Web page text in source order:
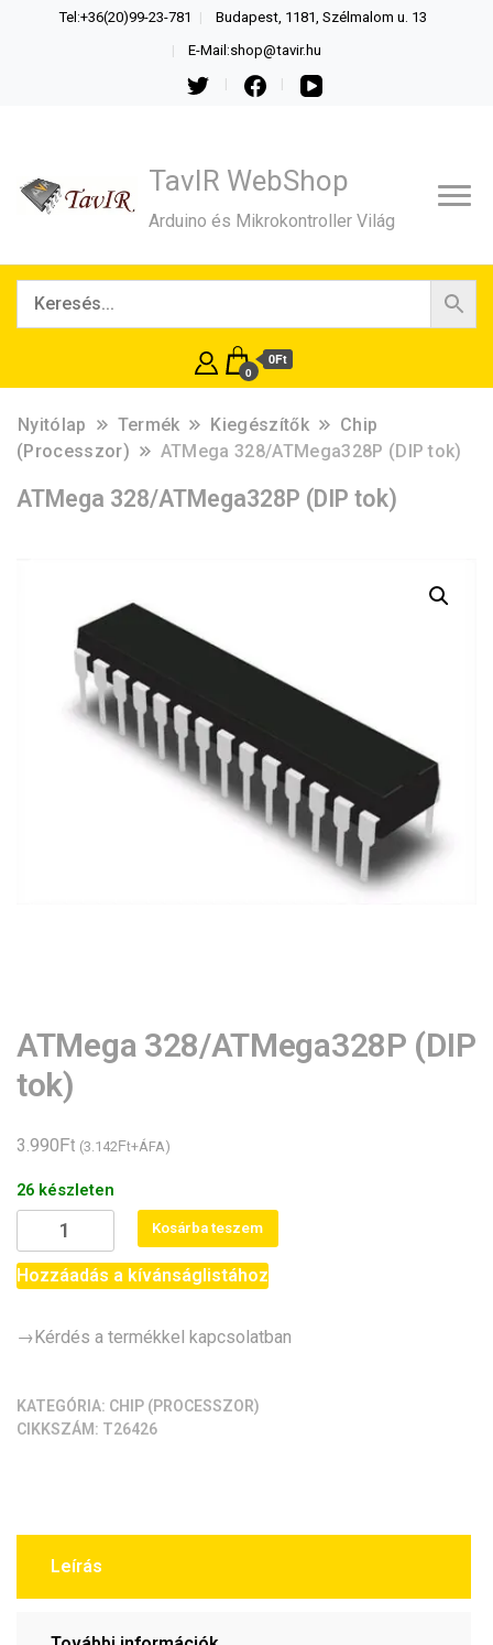
Tel:+36(20)99-23-781 Budapest, 1181, Szélmalom u. 13
E-Mail:shop@tavir.hu
TavIR WebShop
Arduino és Mikrokontroller Világ
0
0Ft
Nyitólap Termék Kiegészítők
Chip
(Processzor)
ATMega 328/ATMega328P (DIP tok)
ATMega 328/ATMega328P (DIP tok)
ATMega 328/ATMega328P (DIP
tok)
3.990Ft (3.142Ft+ÁFA)
26 készleten
ATMega
328/ATMega328P
(DIP
mennyiség
Kosárba teszem
Hozzáadás a kívánságlistához
→Kérdés a termékkel kapcsolatban
KATEGÓRIA: CHIP (PROCESSZOR)
CIKKSZÁM: T26426
Leírás